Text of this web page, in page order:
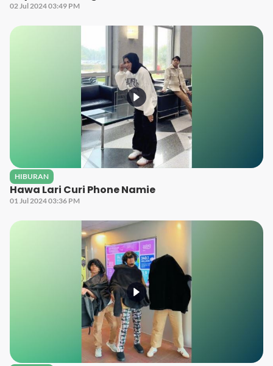
02 Jul 2024 03:49 PM
HIBURAN
Hawa Lari Curi Phone Namie
01 Jul 2024 03:36 PM